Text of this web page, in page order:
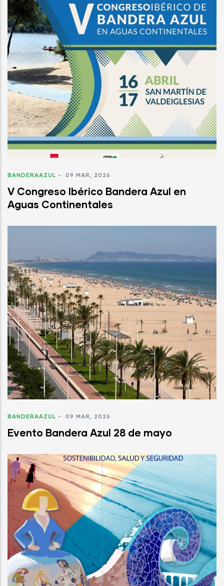
BANDERAAZUL - 09 MAR, 2026
V Congreso Ibérico Bandera Azul en
Aguas Continentales
BANDERAAZUL - 09 MAR, 2026
Evento Bandera Azul 28 de mayo